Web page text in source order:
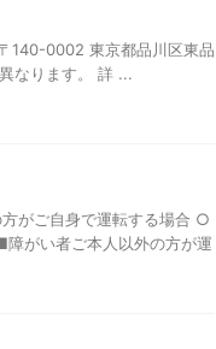
140-0002 東京都品川区東品
なります。 詳 ...
がご自身で運転する場合 ○
がい者ご本人以外の方が運